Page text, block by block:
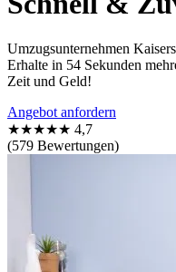
Umzugsunternehmen
Erhalte in 54 Sekunden
Zeit und Geld!
Angebot anfordern
★★★★★ 4,7
(579 Bewertungen)